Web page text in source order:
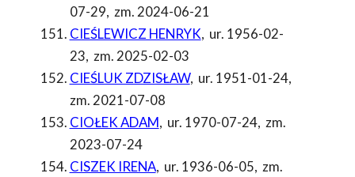
07-29, zm. 2024-06-21
CIEŚLEWICZ HENRYK, ur. 1956-02-
23, zm. 2025-02-03
CIEŚLUK ZDZISŁAW, ur. 1951-01-24,
zm. 2021-07-08
CIOŁEK ADAM, ur. 1970-07-24, zm.
2023-07-24
CISZEK IRENA, ur. 1936-06-05, zm.